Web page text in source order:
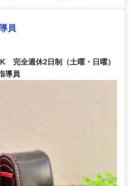
員
完全週休2日制（土曜・日曜）
導員